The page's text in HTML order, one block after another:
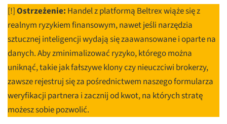
[!]Ostrzeżenie: Handel z platformą Beltrex wiąże się z
realnym ryzykiem finansowym, nawet jeśli narzędzia
sztucznej inteligencji wydają się zaawansowane i oparte na
danych. Aby zminimalizować ryzyko, którego można
uniknąć, takie jak fałszywe klony czy nieuczciwi brokerzy,
zawsze rejestruj się za pośrednictwem naszego formularza
weryfikacji partnera i zacznij od kwot, na których stratę
możesz sobie pozwolić.